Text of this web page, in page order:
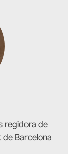
regidora de
de Barcelona